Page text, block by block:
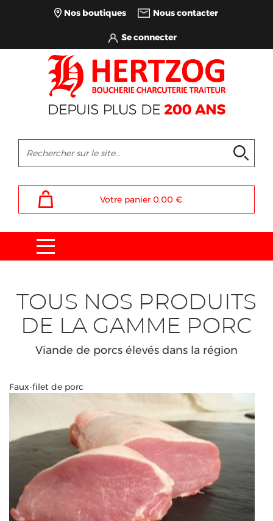
Nos boutiques Nous contacter
Votre panier 0.00 €
TOUS NOS PRODUITS
DE LA GAMME PORC
Viande de porcs élevés dans la région
Faux-filet de porc